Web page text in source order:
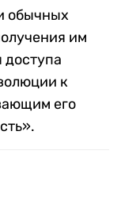
обычных
им
доступа
к
его